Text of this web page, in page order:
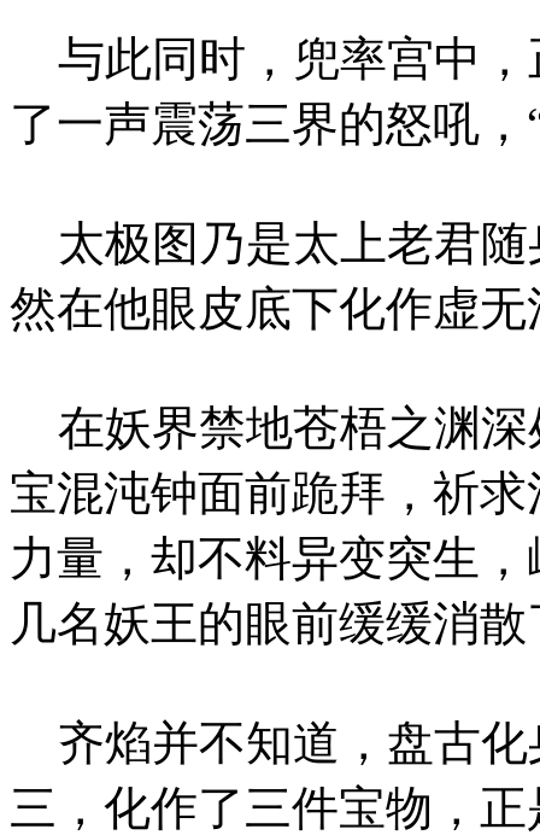
与此同时，兜率宫中，
了一声震荡三界的怒吼
太极图乃是太上老君随
然在他眼皮底下化作虚
在妖界禁地苍梧之渊深
宝混沌钟面前跪拜，祈
力量，却不料异变突生
几名妖王的眼前缓缓消散
齐焰并不知道，盘古化
三，化作了三件宝物，